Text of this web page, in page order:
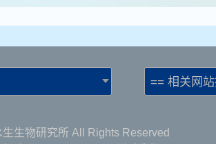
== 相关网
生物研究所 All Rights Reserved